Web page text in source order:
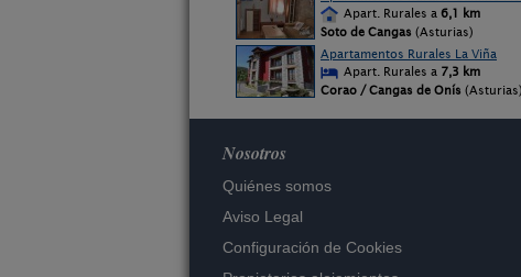
Apart. Rurales a 6,1 km
Soto de Cangas (Asturias)
Apartamentos Rurales La Viña
Apart. Rurales a 7,3 km
Corao / Cangas de Onís (Asturias)
Nosotros
Quiénes somos
Aviso Legal
Configuración de Cookies